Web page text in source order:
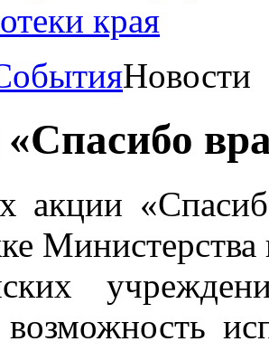
края
Новости
акции
Министерства